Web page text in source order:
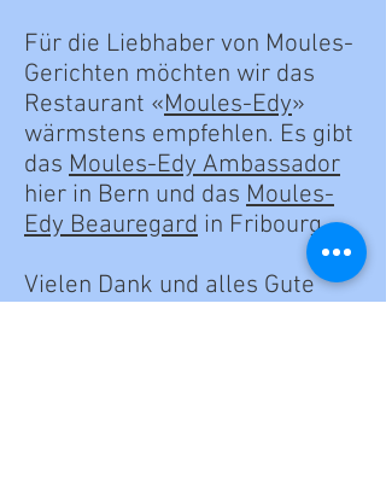
Für die Liebhaber von Moules-
Gerichten möchten wir das
Restaurant «Moules-Edy»
wärmstens empfehlen. Es gibt
das Moules-Edy Ambassador
hier in Bern und das Moules-
Edy Beauregard in Fribourg.
Vielen Dank und alles Gute